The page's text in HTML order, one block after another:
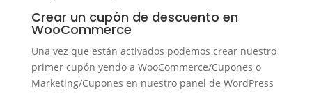
Crear un cupón de descuento en
WooCommerce
Una vez que están activados podemos crear nuestro
primer cupón yendo a WooCommerce/Cupones o
Marketing/Cupones en nuestro panel de WordPress